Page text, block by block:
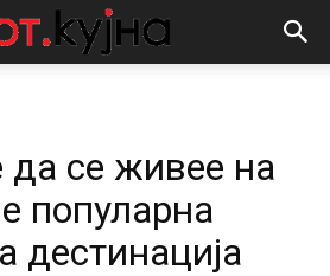
да се живее на
популарна
дестинација